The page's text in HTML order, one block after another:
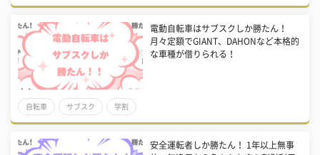
電動自転車はサブスクしか勝たん！
月々定額でGIANT、DAHONなど本格的
な車種が借りられる！
自転車 サブスク 学割
安全運転者しか勝たん！ 1年以上無事